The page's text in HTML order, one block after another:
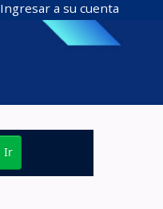
Ingresar a su cuenta
Ir